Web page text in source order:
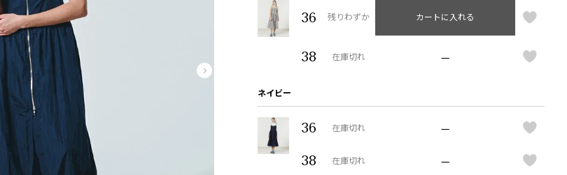
36 残りわずか カートに入れる
38 在庫切れ —
ネイビー
36 在庫切れ —
38 在庫切れ —